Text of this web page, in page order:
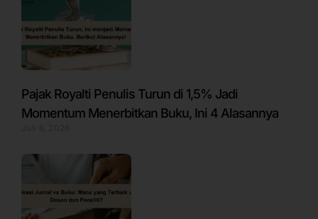
Pajak Royalti Penulis Turun di 1,5% Jadi
Momentum Menerbitkan Buku, Ini 4 Alasannya